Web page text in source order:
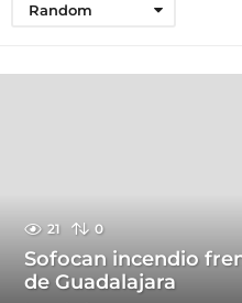
Random
21 0
Sofocan incendio
de Guadalajara